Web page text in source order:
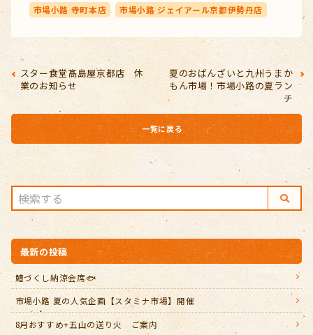
市場小路 寺町本店
市場小路 ジェイアール京都伊勢丹店
スター食堂髙島屋京都店 休
業のお知らせ
夏のおばんざいと九州うまか
もん市場！市場小路の夏ラン
チ
一覧に戻る
最新の投稿
鱧づくし納涼会席🐟
市場小路 夏の人気企画【スタミナ市場】開催
8月おすすめ+五山の送り火 ご案内